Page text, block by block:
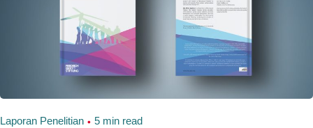
Laporan Penelitian 5 min read